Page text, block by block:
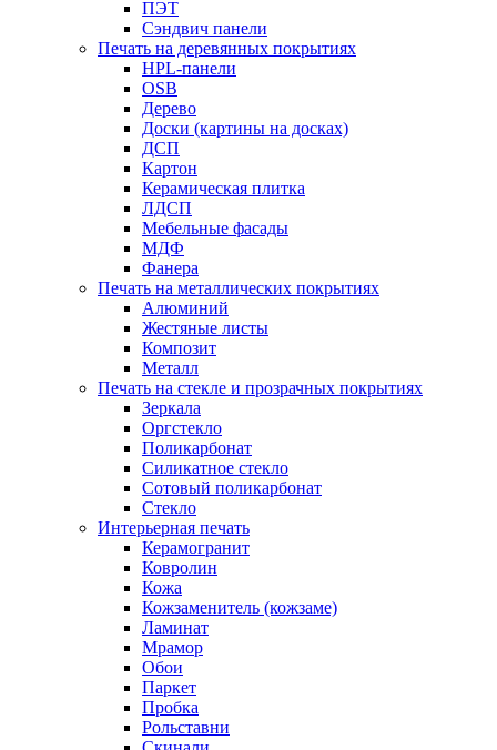
ПЭТ
Сэндвич панели
Печать на деревянных покрытиях
HPL-панели
OSB
Дерево
Доски (картины на досках)
ДСП
Картон
Керамическая плитка
ЛДСП
Мебельные фасады
МДФ
Фанера
Печать на металлических покрытиях
Алюминий
Жестяные листы
Композит
Металл
Печать на стекле и прозрачных покрытиях
Зеркала
Оргстекло
Поликарбонат
Силикатное стекло
Сотовый поликарбонат
Стекло
Интерьерная печать
Керамогранит
Ковролин
Кожа
Кожзаменитель (кожзаме)
Ламинат
Мрамор
Обои
Паркет
Пробка
Рольставни